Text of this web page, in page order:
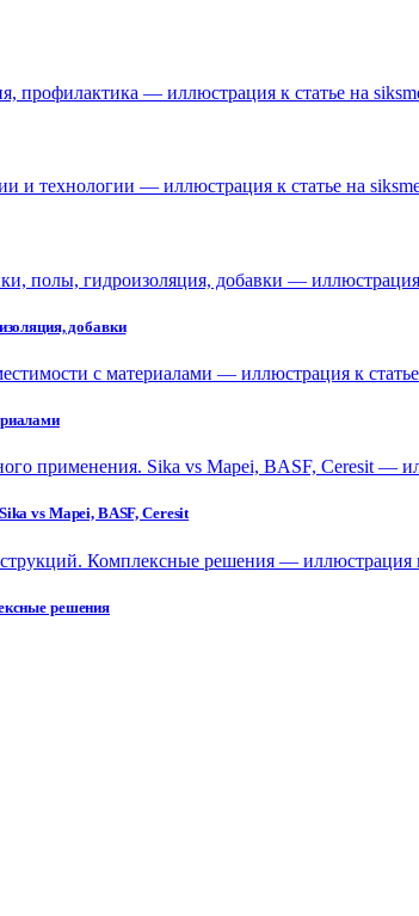
добавки
vs Mapei, BASF, Ceresit
решения